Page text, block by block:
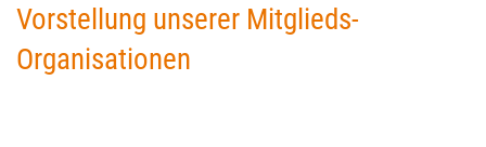
Vorstellung unserer Mitglieds-
Organisationen